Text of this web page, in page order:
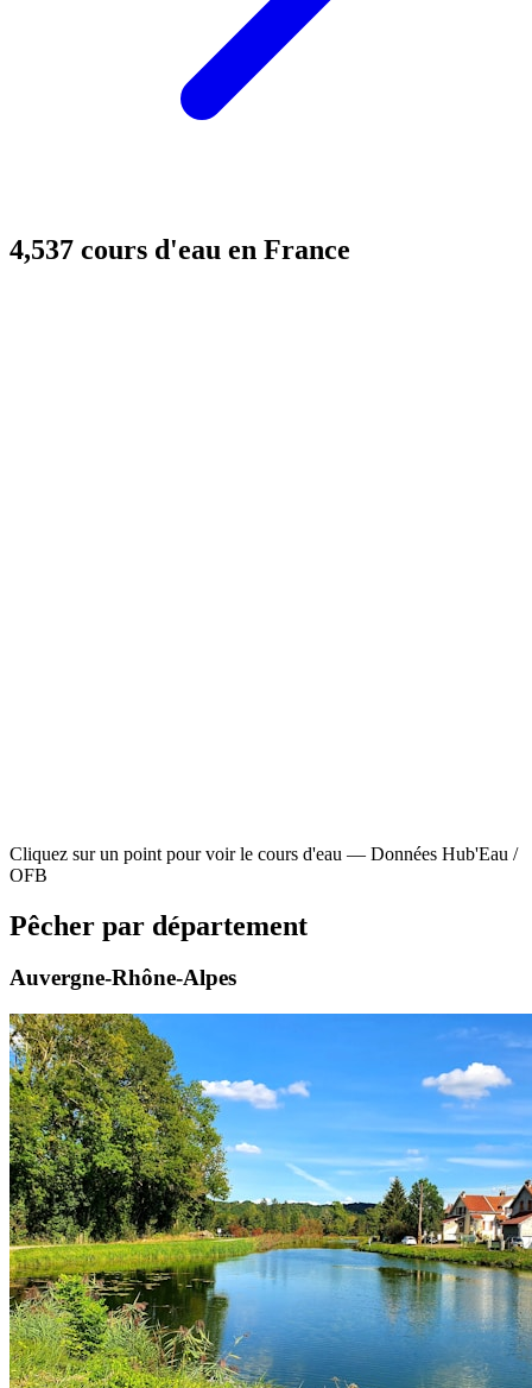
4,537 cours d'eau en France
MapLibre| ©OpenStreetMap
MapLibre| ©OpenStreetMap
Cliquez sur un point pour voir le cours d'eau — Données Hub'Eau /
OFB
Pêcher par département
Auvergne-Rhône-Alpes